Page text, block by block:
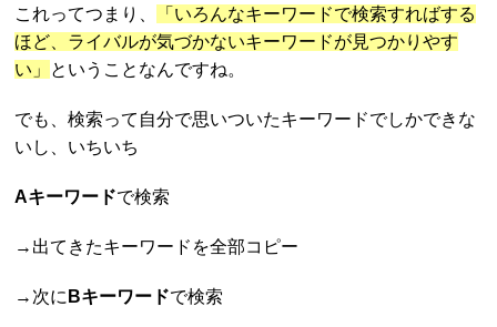
これってつまり、
「いろんなキーワードで検索すればする
ほど、ライバルが気づかないキーワードが見つかりやす
い」 ということなんですね。
でも、検索って自分で思いついたキーワードでしかできな
いし、いちいち
Aキーワードで検索
→出てきたキーワードを全部コピー
→次に Bキーワードで検索